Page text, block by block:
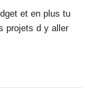
et en plus tu
projets d y aller